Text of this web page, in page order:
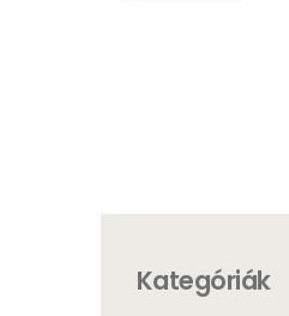
Kategóriák